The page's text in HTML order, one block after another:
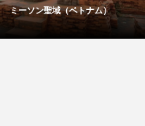
ミーソン聖域（ベトナム）